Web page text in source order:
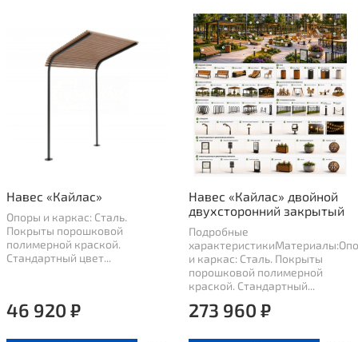
Навес «Кайлас»
Опоры и каркас: Сталь.
Покрыты порошковой
полимерной краской.
Стандартный цвет...
46 920 ₽
Навес «Кайлас» двойной
двухсторонний закрытый
Подробные
и каркас: Сталь. Покрыты
порошковой полимерной
краской. Стандартный...
273 960 ₽